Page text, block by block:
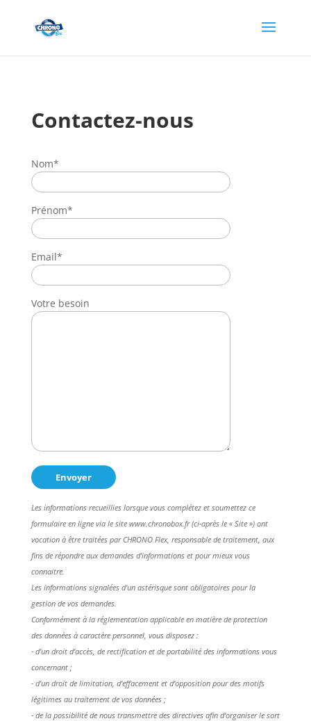
Contactez-nous
Nom*
Prénom*
Email*
Votre besoin
Les informations recueillies lorsque vous complétez et soumettez ce
formulaire en ligne via le site www.chronobox.fr (ci-après le « Site ») ont
vocation à être traitées par CHRONO Flex, responsable de traitement, aux
fins de répondre aux demandes d’informations et pour mieux vous
connaitre.
Les informations signalées d'un astérisque sont obligatoires pour la
gestion de vos demandes.
Conformément à la réglementation applicable en matière de protection
des données à caractère personnel, vous disposez :
- d’un droit d’accès, de rectification et de portabilité des informations vous
concernant ;
- d'un droit de limitation, d’effacement et d’opposition pour des motifs
légitimes au traitement de vos données ;
- de la possibilité de nous transmettre des directives afin d’organiser le sort